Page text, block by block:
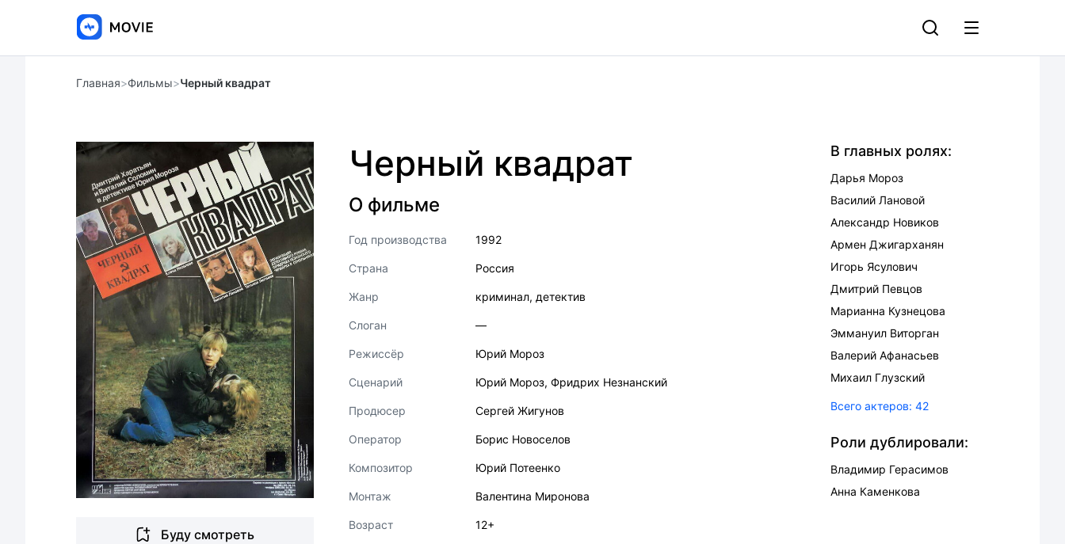
Главная>Фильмы>Черный квадрат
Буду смотреть
Черный квадрат
О фильме
Год производства 1992
Страна Россия
Жанр криминал, детектив
Слоган —
Режиссёр Юрий Мороз
Сценарий Юрий Мороз, Фридрих Незнанский
Продюсер Сергей Жигунов
Оператор Борис Новоселов
Композитор Юрий Потеенко
Монтаж Валентина Миронова
Возраст 12+
В главных ролях:
Дарья Мороз
Василий Лановой
Александр Новиков
Армен Джигарханян
Игорь Ясулович
Дмитрий Певцов
Марианна Кузнецова
Эммануил Виторган
Валерий Афанасьев
Михаил Глузский
Всего актеров: 42
Роли дублировали:
Владимир Герасимов
Анна Каменкова